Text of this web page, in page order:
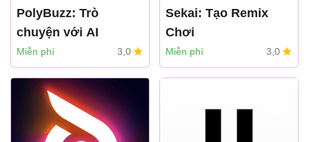
PolyBuzz: Trò
chuyện với AI
CLOUD WHALE
INTERACTIVE
TECHNOLOGY LLC
Miễn phí 3,0
Sekai: Tạo Remix
Chơi
sekai
Miễn phí 3,0